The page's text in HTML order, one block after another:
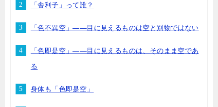
「舎利子」って誰？
「色不異空」——目に見えるものは空と別物ではない
「色即是空」——目に見えるものは、そのまま空であ
る
身体も「色即是空」